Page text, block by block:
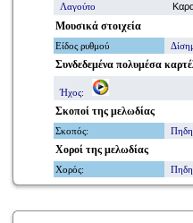
Λαγούτο
Μουσικά στοιχεία
Είδος ρυθμού
Συνδεδεμένα πολυμέσα
Ήχος:
Σκοποί της μελωδίας
Σκοπός:
Χοροί της μελωδίας
Χορός: